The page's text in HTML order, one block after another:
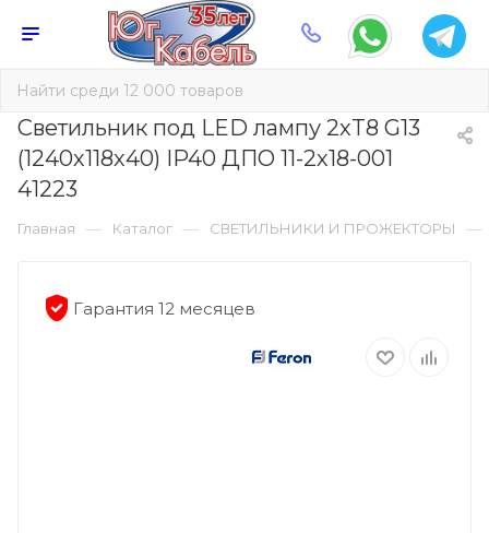
Светильник под LED лампу 2хT8 G13
(1240х118х40) IP40 ДПО 11-2х18-001
41223
Главная — Каталог — СВЕТИЛЬНИКИ И ПРОЖЕКТОРЫ —
Гарантия 12 месяцев